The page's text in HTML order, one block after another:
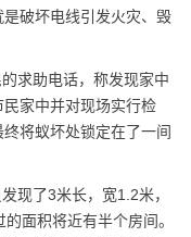
破坏电线引发火灾、毁
求助电话，称发现家中
家中并对现场实行检
将蚁坏处锁定在了一间
现了3米长，宽1.2米，
面积将近有半个房间。